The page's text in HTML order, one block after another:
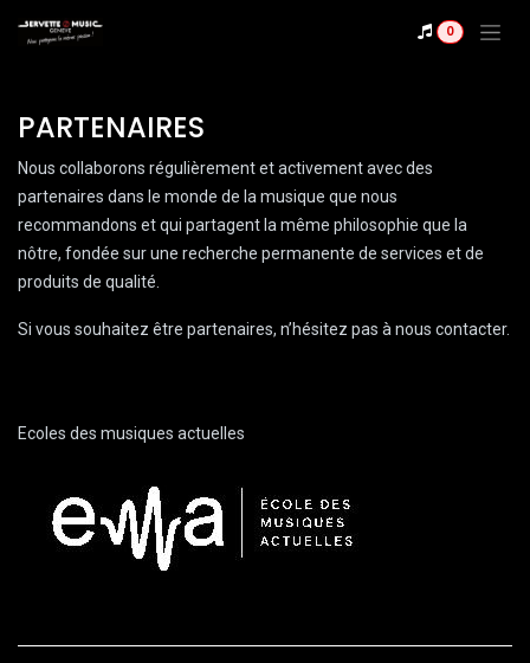
0
PARTENAIRES
Nous collaborons régulièrement et activement avec des
partenaires dans le monde de la musique que nous
recommandons et qui partagent la même philosophie que la
nôtre, fondée sur une recherche permanente de services et de
produits de qualité.
Si vous souhaitez être partenaires, n’hésitez pas à nous contacter.
Ecoles des musiques actuelles